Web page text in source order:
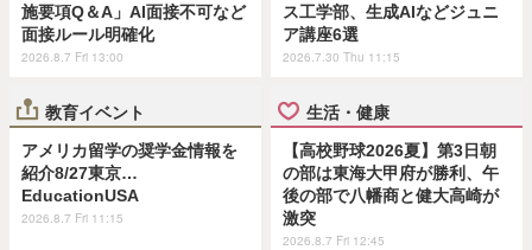
施要項Q＆A」AI面接不可など
面接ルール明確化
2026.8.7 Fri 13:00
ス工学部、生成AIなどジュニ
ア講座6選
2026.7.30 Thu 11:15
教育イベント
アメリカ留学の奨学金情報を
紹介8/27東京…
EducationUSA
2026.8.7 Fri 11:15
生活・健康
【高校野球2026夏】第3日朝
の部は東海大甲府が勝利、午
後の部で八幡商と健大高崎が
激突
2026.8.7 Fri 12:45